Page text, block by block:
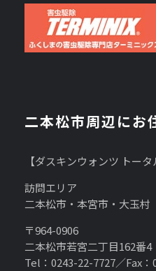
二本松市周辺にお
【ダスキンウォンツ トータ
訪問エリア
二本松市・本宮市・大玉村
〒964-0906
二本松市若宮二丁目162番4
Tel：0243-22-7727／Fax：